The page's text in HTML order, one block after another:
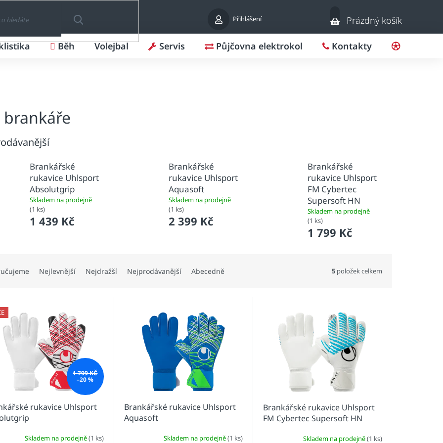
Přihlášení
HLEDAT
Nákupní
košík
Prázdný košík
Běh Volejbal Servis Půjčovna elektrokol Kontakty
brankáře
Brankářské
rukavice Uhlsport
Absolutgrip
Skladem na prodejně
(1 ks)
1 439 Kč
Brankářské
rukavice Uhlsport
Aquasoft
Skladem na prodejně
(1 ks)
2 399 Kč
Brankářské
rukavice Uhlsport
FM Cybertec
Supersoft HN
Skladem na prodejně
(1 ks)
1 799 Kč
Nejlevnější Nejdražší Nejprodávanější Abecedně 5 položek celkem
1 799 KČ
–20 %
rukavice Uhlsport
Skladem na prodejně(1 ks)
Brankářské rukavice Uhlsport
Aquasoft
Skladem na prodejně(1 ks)
Brankářské rukavice Uhlsport
FM Cybertec Supersoft HN
Skladem na prodejně(1 ks)